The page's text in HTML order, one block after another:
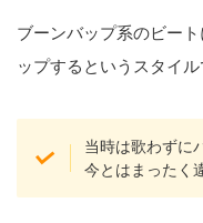
ブーンバップ系のビー
ップするというスタイル
当時は歌わずに
今とはまったく